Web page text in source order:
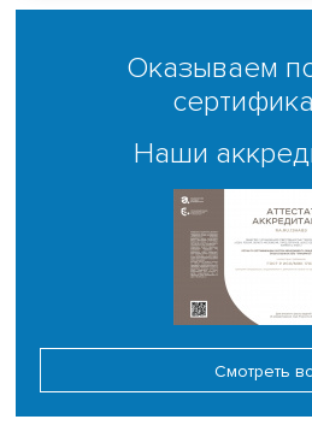
Оказываем
Наши
Смотреть